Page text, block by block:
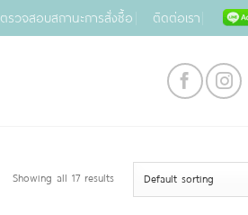
ตรวจสอบสถานะการสั่งซื้อ ติดต่อเรา
Showing all 17 results